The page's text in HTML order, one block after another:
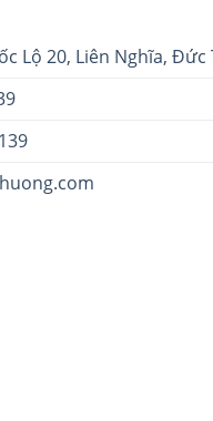
Lộ 20, Liên Nghĩa,